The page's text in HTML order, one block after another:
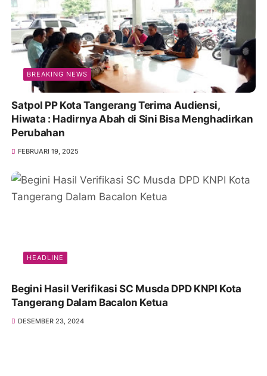
BREAKING NEWS
Satpol PP Kota Tangerang Terima Audiensi,
Hiwata : Hadirnya Abah di Sini Bisa Menghadirkan
Perubahan
FEBRUARI 19, 2025
HEADLINE
Begini Hasil Verifikasi SC Musda DPD KNPI Kota
Tangerang Dalam Bacalon Ketua
DESEMBER 23, 2024